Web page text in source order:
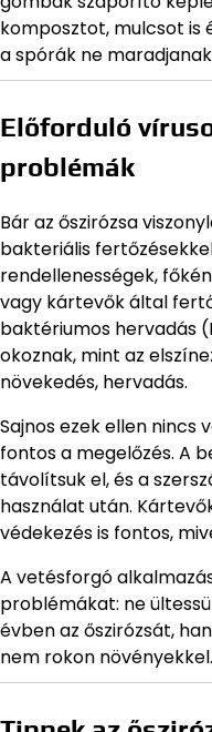
komposztot, mulcsot is
a spórák ne
Előforduló
problémák
Bár az őszirózsa
bakteriális
rendellenességek,
vagy kártevők által
baktériumos hervadás
okoznak, mint az
növekedés, hervadás.
Sajnos ezek ellen nincs
fontos a megelőzés. A
távolítsuk el, és a
használat után.
védekezés is fontos,
A vetésforgó
problémákat: ne
évben az őszirózsát,
nem rokon növényekkel.